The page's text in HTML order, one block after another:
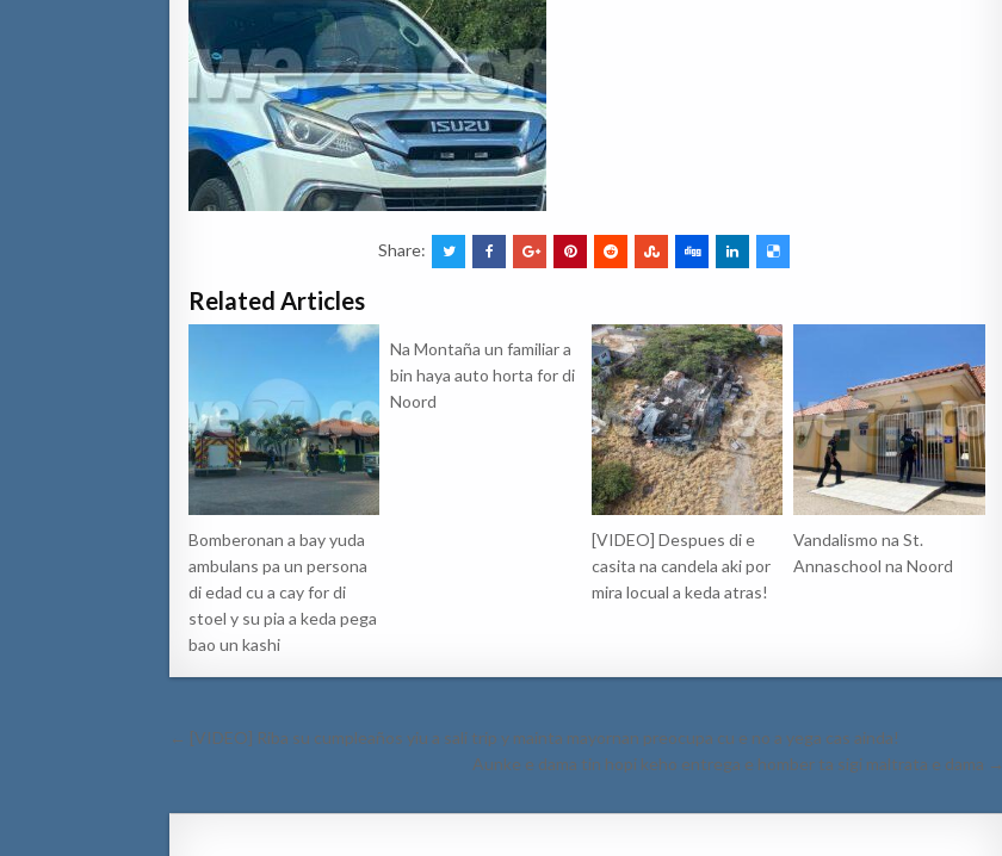
Share:
Related Articles
Bomberonan a bay yuda
ambulans pa un persona
di edad cu a cay for di
stoel y su pia a keda pega
bao un kashi
Na Montaña un familiar a
bin haya auto horta for di
Noord
[VIDEO] Despues di e
casita na candela aki por
mira locual a keda atras!
Vandalismo na St.
Annaschool na Noord
Post
← [VIDEO] Riba su cumpleaños yiu a sali trip y mainta mayornan preocupa cu e no a yega cas ainda!
Aunke e dama tin hopi keho entrega e homber ta sigi maltrata e dama →